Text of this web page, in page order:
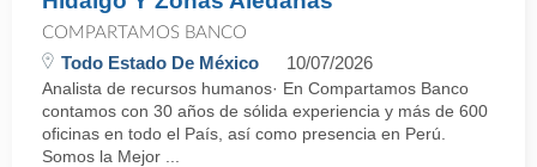
COMPARTAMOS BANCO
Todo Estado De México 10/07/2026
Analista de recursos humanos· En Compartamos Banco
contamos con 30 años de sólida experiencia y más de 600
oficinas en todo el País, así como presencia en Perú.
Somos la Mejor ...